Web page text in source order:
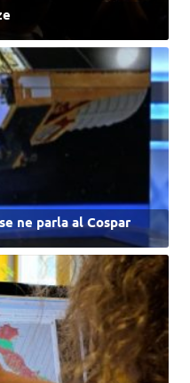
ne parla al Cospar